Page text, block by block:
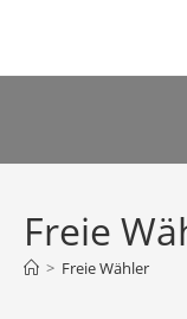
springen
Freie
> Freie Wähler